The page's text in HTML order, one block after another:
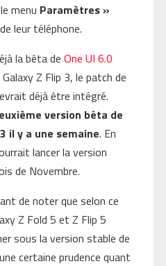
menu Paramètres »
leur téléphone.
la bêta de One UI 6.0
Z Flip 3, le patch de
déjà être intégré.
version bêta de
il y a une semaine. En
lancer la version
de Novembre.
de noter que selon ce
Z Fold 5 et Z Flip 5
sous la version stable de
certaine prudence quant